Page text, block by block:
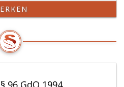
96 GdO 1994